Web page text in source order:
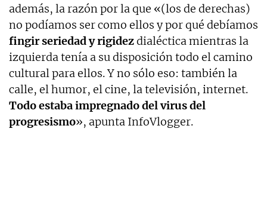
además, la razón por la que «(los de derechas)
no podíamos ser como ellos y por qué debíamos
fingir seriedad y rigidezdialéctica mientras la
izquierda tenía a su disposición todo el camino
cultural para ellos. Y no sólo eso: también la
calle, el humor, el cine, la televisión, internet.
Todo estaba impregnado del virus del
progresismo», apunta InfoVlogger.